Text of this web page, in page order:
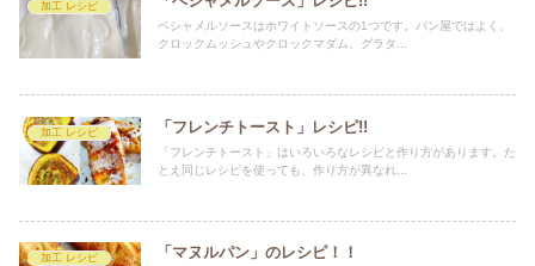
加工 レシピ
ベシャメルソースはホワイトソースの1つです。パン屋ではよく、
クロックムッシュやクロックマダム、グラタ...
加工 レシピ 「フレンチトースト」レシピ!!
「フレンチトースト」はいろいろなレシピと作り方があります。た
とえ同じレシピを使っても、作り方が異なれ...
加工 レシピ 「マヌルパン」のレシピ！！